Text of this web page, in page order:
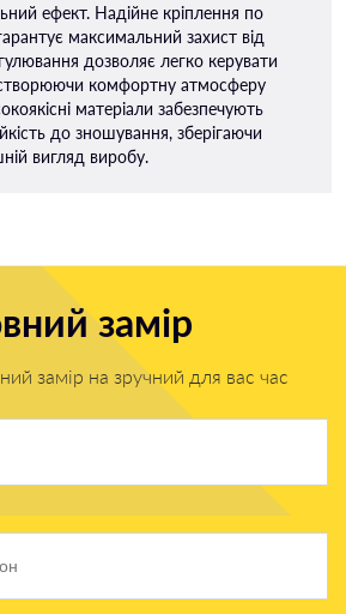
ефект. Надійне кріплення по
максимальний захист від
дозволяє легко керувати
створюючи комфортну атмосферу
матеріали забезпечують
до зношування, зберігаючи
вигляд виробу.
замір
замір на зручний для вас час